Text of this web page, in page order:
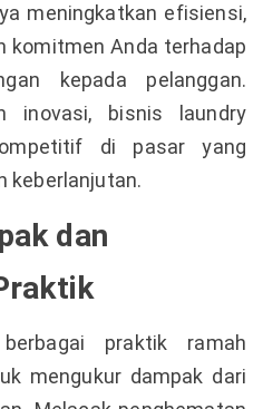
meningkatkan efisiensi,
komitmen Anda terhadap
kepada pelanggan.
inovasi, bisnis laundry
di pasar yang
keberlanjutan.
dan
praktik ramah
mengukur dampak dari